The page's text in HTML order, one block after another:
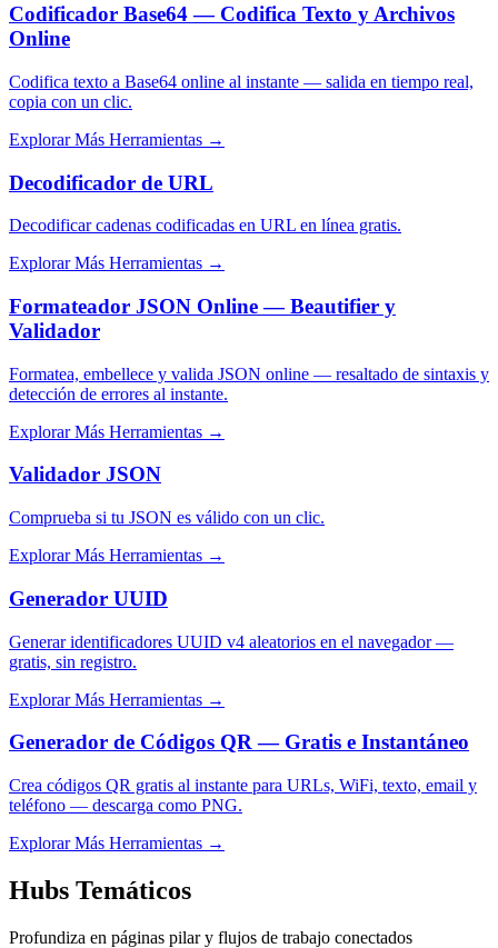
Codificador Base64 — Codifica Texto y Archivos
Online
Codifica texto a Base64 online al instante — salida en tiempo real,
copia con un clic.
Explorar Más Herramientas →
Decodificador de URL
Decodificar cadenas codificadas en URL en línea gratis.
Explorar Más Herramientas →
Formateador JSON Online — Beautifier y
Validador
Formatea, embellece y valida JSON online — resaltado de sintaxis y
detección de errores al instante.
Explorar Más Herramientas →
Validador JSON
Comprueba si tu JSON es válido con un clic.
Explorar Más Herramientas →
Generador UUID
Generar identificadores UUID v4 aleatorios en el navegador —
gratis, sin registro.
Explorar Más Herramientas →
Generador de Códigos QR — Gratis e Instantáneo
Crea códigos QR gratis al instante para URLs, WiFi, texto, email y
teléfono — descarga como PNG.
Explorar Más Herramientas →
Hubs Temáticos
Profundiza en páginas pilar y flujos de trabajo conectados